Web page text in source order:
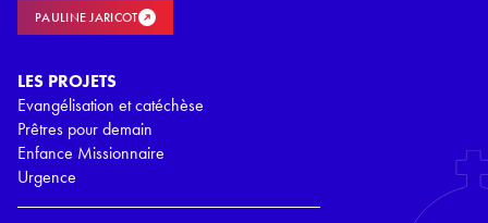
PAULINE JARICOT
LES PROJETS
Evangélisation et catéchèse
Prêtres pour demain
Enfance Missionnaire
Urgence